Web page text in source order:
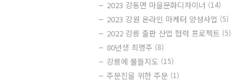
2023 강동면 마을문화디자이너 (14)
2023 강원 온라인 마케터 양성사업 (5)
2022 강릉 출판 산업 협력 프로젝트 (5)
80년생 최명주 (8)
강릉에 물들지도 (15)
주문진을 위한 주문 (1)